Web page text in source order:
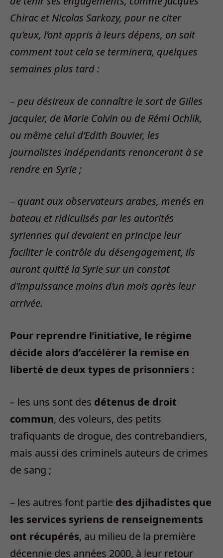
Chirac et Nicolas Sarkozy, pour ne citer
qu’eux, l’ont appris à leurs dépens, on sait
comment tout cela se terminera, quelques
semaines plus tard :
– peu désireux de connaître le sort de Gilles
Jacquier, de Marie Colvin ou de Rémi Ochlik,
ou même celui d’Edith Bouvier, les
journalistes indépendants renonceront à se
rendre en Syrie ;
– quant aux observateurs arabes, menés en
bateau et ridiculisés par les autorités
syriennes qui devaient en principe leur
faciliter le contrôle du désengagement, ils
auront quitté la Syrie sur un constat
d’impuissance moins d’un mois après leur
arrivée.
Pour reprendre l’initiative, le régime
décide alors d’accélérer la remise en
liberté de deux types de prisonniers :
– les uns sont des détenus de droit
commun, des voleurs, des petits
trafiquants de drogue, des contrebandiers,
mais aussi des criminels auteurs de crimes
de sang ;
– les autres font partie des djihadistes que
les services syriens de renseignements
ont récupérés, au milieu de la première
décennie des années 2000, à leur retour